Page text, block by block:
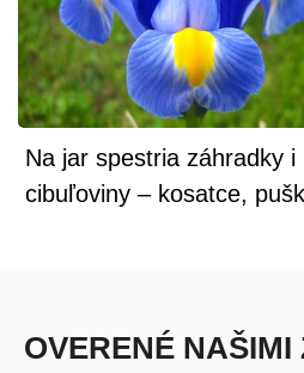
Na jar spestria záhradky i
cibuľoviny – kosatce,
OVERENÉ